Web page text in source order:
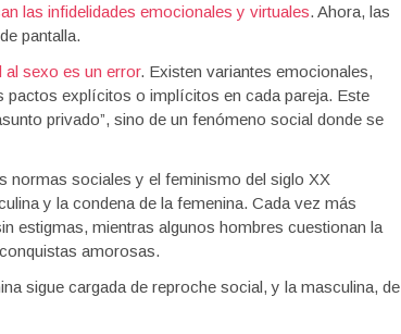
las infidelidades emocionales y virtuales. Ahora, las
pantalla.
al sexo es un error. Existen variantes emocionales,
pactos explícitos o implícitos en cada pareja. Este
privado”, sino de un fenómeno social donde se
normas sociales y el feminismo del siglo XX
y la condena de la femenina. Cada vez más
estigmas, mientras algunos hombres cuestionan la
amorosas.
sigue cargada de reproche social, y la masculina, de